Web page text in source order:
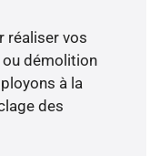
réaliser vos
démolition
à la
des